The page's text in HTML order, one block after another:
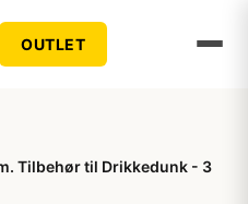
OUTLET
Tilbehør til Drikkedunk - 3